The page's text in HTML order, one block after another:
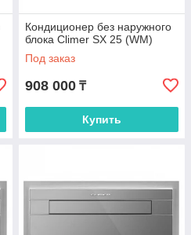
Кондиционер без наружного
блока Climer SX 25 (WM)
Под заказ
908 000 ₸
Купить